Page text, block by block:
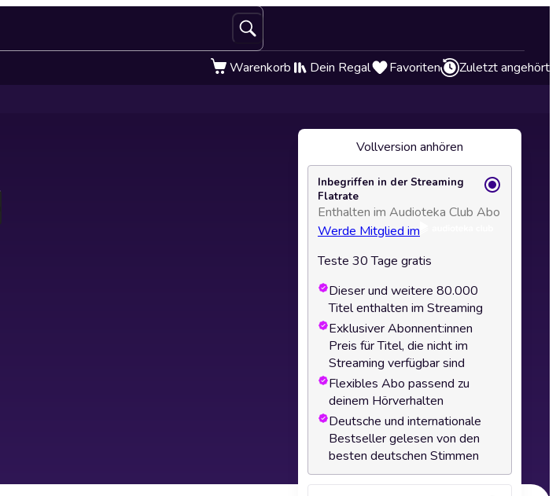
Warenkorb Dein Regal Favoriten Zuletzt angehört
Vollversion anhören
Inbegriffen in der Streaming
Flatrate
Enthalten im Audioteka Club Abo
Werde Mitglied im
Teste 30 Tage gratis
Dieser und weitere 80.000
Titel enthalten im Streaming
Exklusiver Abonnent:innen
Preis für Titel, die nicht im
Streaming verfügbar sind
Flexibles Abo passend zu
deinem Hörverhalten
Deutsche und internationale
Bestseller gelesen von den
besten deutschen Stimmen